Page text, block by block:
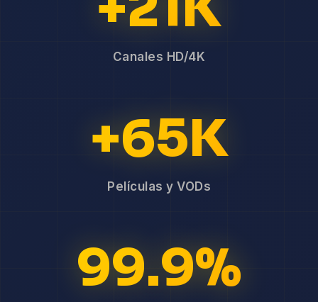
Canales HD/4K
+65K
Películas y VODs
99.9%